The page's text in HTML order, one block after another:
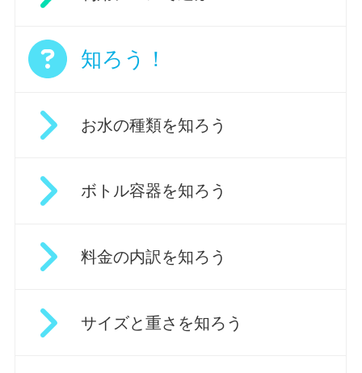
知ろう！
お水の種類を知ろう
ボトル容器を知ろう
料金の内訳を知ろう
サイズと重さを知ろう